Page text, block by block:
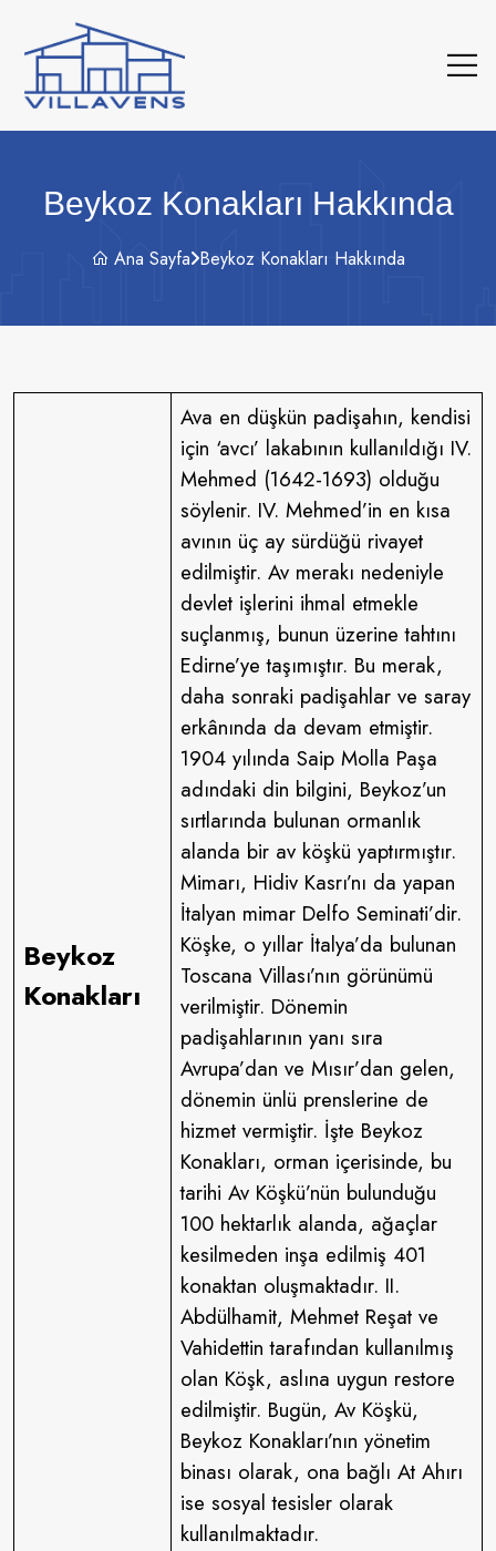
Beykoz Konakları Hakkında
Ana Sayfa Beykoz Konakları Hakkında
Beykoz
Konakları
Ava en düşkün padişahın, kendisi
için ‘avcı’ lakabının kullanıldığı IV.
Mehmed (1642-1693) olduğu
söylenir. IV. Mehmed’in en kısa
avının üç ay sürdüğü rivayet
edilmiştir. Av merakı nedeniyle
devlet işlerini ihmal etmekle
suçlanmış, bunun üzerine tahtını
Edirne’ye taşımıştır. Bu merak,
daha sonraki padişahlar ve saray
erkânında da devam etmiştir.
1904 yılında Saip Molla Paşa
adındaki din bilgini, Beykoz’un
sırtlarında bulunan ormanlık
alanda bir av köşkü yaptırmıştır.
Mimarı, Hidiv Kasrı’nı da yapan
İtalyan mimar Delfo Seminati’dir.
Köşke, o yıllar İtalya’da bulunan
Toscana Villası’nın görünümü
verilmiştir. Dönemin
padişahlarının yanı sıra
Avrupa’dan ve Mısır’dan gelen,
dönemin ünlü prenslerine de
hizmet vermiştir. İşte Beykoz
Konakları, orman içerisinde, bu
tarihi Av Köşkü’nün bulunduğu
100 hektarlık alanda, ağaçlar
kesilmeden inşa edilmiş 401
konaktan oluşmaktadır. II.
Abdülhamit, Mehmet Reşat ve
Vahidettin tarafından kullanılmış
olan Köşk, aslına uygun restore
edilmiştir. Bugün, Av Köşkü,
Beykoz Konakları’nın yönetim
binası olarak, ona bağlı At Ahırı
ise sosyal tesisler olarak
kullanılmaktadır.